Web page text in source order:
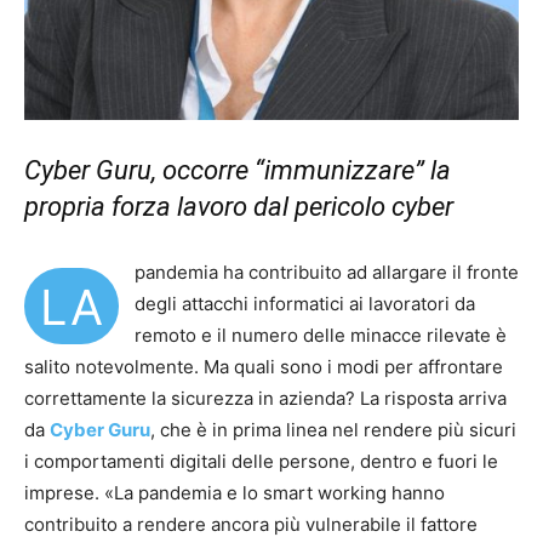
Cyber Guru, occorre “immunizzare” la
propria forza lavoro dal pericolo cyber
LA
pandemia ha contribuito ad allargare il fronte
degli attacchi informatici ai lavoratori da
remoto e il numero delle minacce rilevate è
salito notevolmente. Ma quali sono i modi per affrontare
correttamente la sicurezza in azienda? La risposta arriva
da Cyber Guru, che è in prima linea nel rendere più sicuri
i comportamenti digitali delle persone, dentro e fuori le
imprese. «La pandemia e lo smart working hanno
contribuito a rendere ancora più vulnerabile il fattore